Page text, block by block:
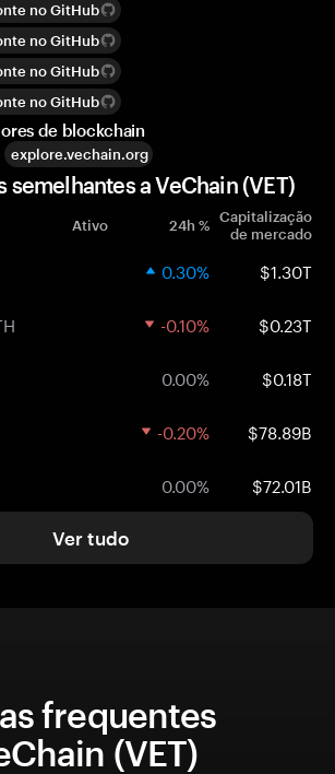
no GitHub
no GitHub
no GitHub
no GitHub
de blockchain
explore.vechain.org
a VeChain (VET)
Ativo 24h % Capitalização
de mercado
0.30% $1.30T
-0.10% $0.23T
0.00% $0.18T
-0.20% $78.89B
0.00% $72.01B
Ver tudo
frequentes
(VET)